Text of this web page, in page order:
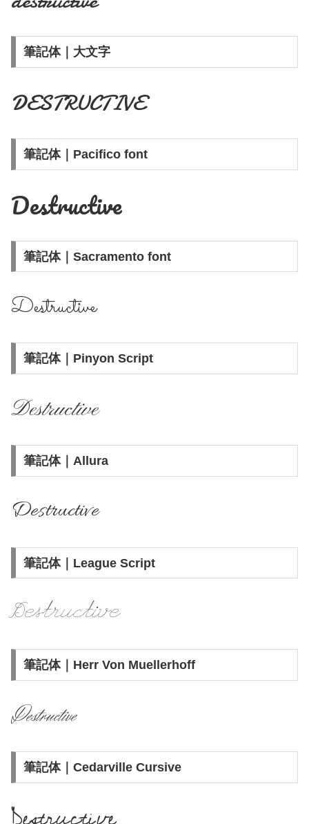
筆記体｜大文字
DESTRUCTIVE
筆記体｜Pacifico font
Destructive
筆記体｜Sacramento font
Destructive
筆記体｜Pinyon Script
Destructive
筆記体｜Allura
Destructive
筆記体｜League Script
Destructive
筆記体｜Herr Von Muellerhoff
Destructive
筆記体｜Cedarville Cursive